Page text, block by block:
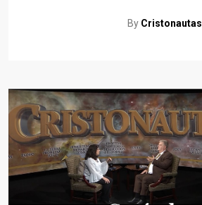
By Cristonautas